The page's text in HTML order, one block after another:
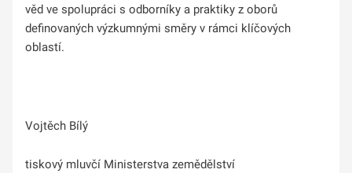
věd ve spolupráci s odborníky a praktiky z oborů
definovaných výzkumnými směry v rámci klíčových
oblastí.
Vojtěch Bílý
tiskový mluvčí Ministerstva zemědělství